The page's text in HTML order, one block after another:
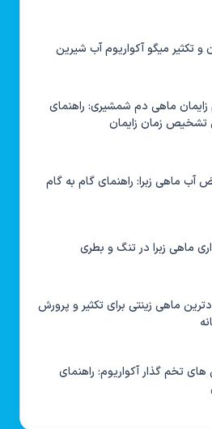
و تکثیر میگو آکواریوم آب شیرین
زایمان ماهی دم شمشیری: راهنمای
تشخیص زمان زایمان
آب ماهی زبرا: راهنمای گام به گام
ماهی زبرا در تنگ و بطری
ماهی زینتی برای تکثیر و پرورش
تخم گذار آکواریوم: راهنمای